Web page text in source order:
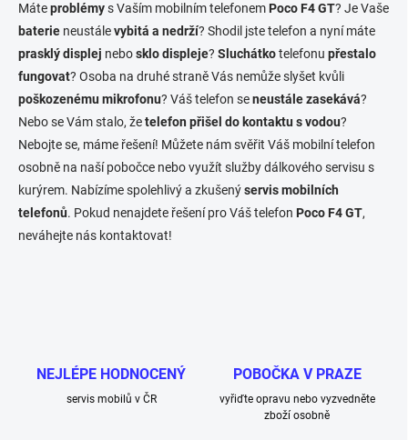
l
d
a
c
í
p
r
v
k
y
v
ý
Máteproblémys Vaším mobilním telefonemPoco F4 GT? Je Vaše
baterie neustálevybitá a nedrží? Shodil jste telefon a nyní máte
prasklý displej nebosklo displeje? Sluchátkotelefonu přestalo
fungovat? Osoba na druhé straně Vás nemůže slyšet kvůli
poškozenému mikrofonu? Váš telefon seneustále zasekává?
Nebo se Vám stalo, žetelefon přišel do kontaktu s vodou?
Nebojte se, máme řešení! Můžete nám svěřit Váš mobilní telefon
osobně na naší pobočce nebo využít služby dálkového servisu s
kurýrem. Nabízíme spolehlivý a zkušenýservis mobilních
telefonů. Pokud nenajdete řešení pro Váš telefon Poco F4 GT,
neváhejte nás kontaktovat!
NEJLÉPE HODNOCENÝ
servis mobilů v ČR
POBOČKA V PRAZE
vyřiďte opravu nebo vyzvedněte
zboží osobně